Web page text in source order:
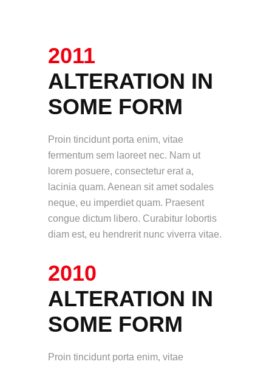
2011
ALTERATION IN
SOME FORM
Proin tincidunt porta enim, vitae
fermentum sem laoreet nec. Nam ut
lorem posuere, consectetur erat a,
lacinia quam. Aenean sit amet sodales
neque, eu imperdiet quam. Praesent
congue dictum libero. Curabitur lobortis
diam est, eu hendrerit nunc viverra vitae.
2010
ALTERATION IN
SOME FORM
Proin tincidunt porta enim, vitae